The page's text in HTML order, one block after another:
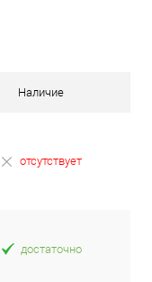
Наличие
отсутствует
достаточно